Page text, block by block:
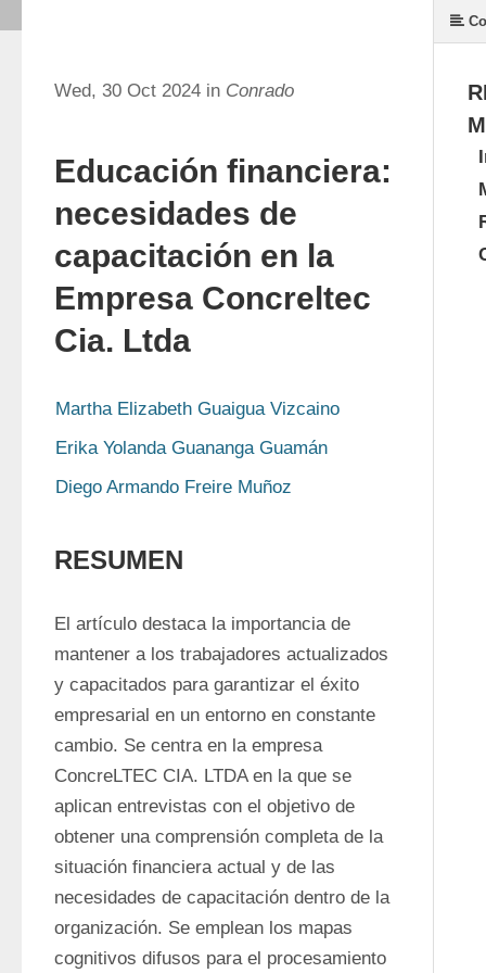
Wed, 30 Oct 2024 in Conrado
Educación financiera:
necesidades de
capacitación en la
Empresa Concreltec
Cia. Ltda
Martha Elizabeth Guaigua Vizcaino
Erika Yolanda Guananga Guamán
Diego Armando Freire Muñoz
RESUMEN
El artículo destaca la importancia de
mantener a los trabajadores actualizados
y capacitados para garantizar el éxito
empresarial en un entorno en constante
cambio. Se centra en la empresa
ConcreLTEC CIA. LTDA en la que se
aplican entrevistas con el objetivo de
obtener una comprensión completa de la
situación financiera actual y de las
necesidades de capacitación dentro de la
organización. Se emplean los mapas
cognitivos difusos para el procesamiento